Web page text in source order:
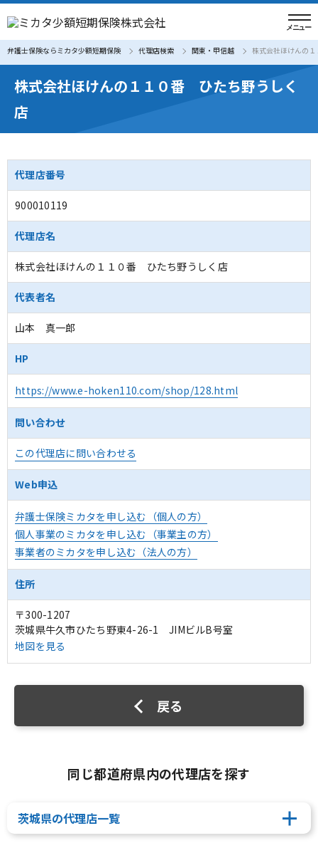
弁護士保険ならミカタ少額短期保険 代理店検索 関東・甲信越 株式会社ほけんの
株式会社ほけんの１１０番 ひたち野うしく
店
代理店番号
900010119
代理店名
株式会社ほけんの１１０番 ひたち野うしく店
代表者名
山本 真一郎
HP
https://www.e-hoken110.com/shop/128.html
問い合わせ
この代理店に問い合わせる
Web申込
弁護士保険ミカタを申し込む（個人の方）
個人事業のミカタを申し込む（事業主の方）
事業者のミカタを申し込む（法人の方）
住所
〒300-1207
茨城県牛久市ひたち野東4-26-1 JIMビルB号室
地図を見る
戻る
同じ都道府県内の代理店を探す
茨城県の代理店一覧